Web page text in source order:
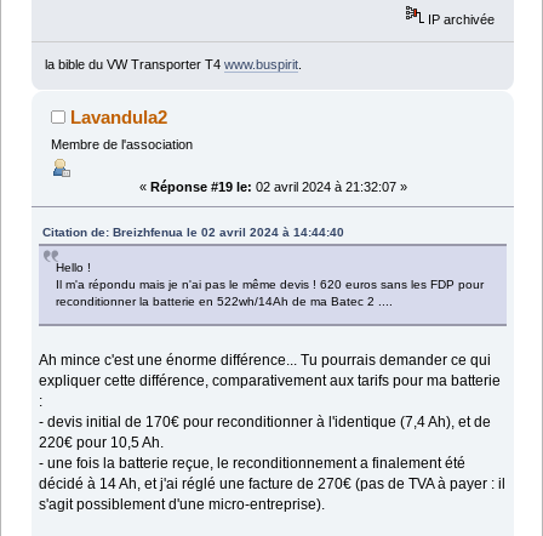
IP archivée
la bible du VW Transporter T4 www.buspirit.
Lavandula2
Membre de l'association
« Réponse #19 le: 02 avril 2024 à 21:32:07 »
Citation de: Breizhfenua le 02 avril 2024 à 14:44:40
Hello !
Il m'a répondu mais je n'ai pas le même devis ! 620 euros sans les FDP pour
reconditionner la batterie en 522wh/14Ah de ma Batec 2 ....
Ah mince c'est une énorme différence... Tu pourrais demander ce qui
expliquer cette différence, comparativement aux tarifs pour ma batterie
:
- devis initial de 170€ pour reconditionner à l'identique (7,4 Ah), et de
220€ pour 10,5 Ah.
- une fois la batterie reçue, le reconditionnement a finalement été
décidé à 14 Ah, et j'ai réglé une facture de 270€ (pas de TVA à payer : il
s'agit possiblement d'une micro-entreprise).